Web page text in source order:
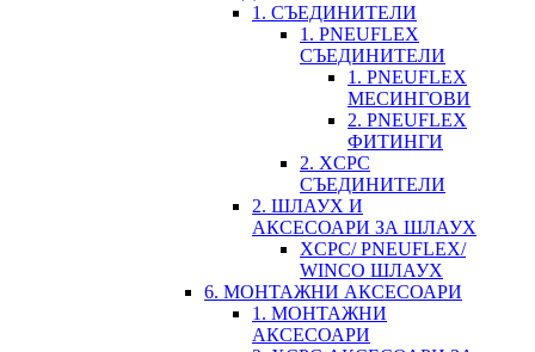
1. СЪЕДИНИТЕЛИ
1. PNEUFLEX
СЪЕДИНИТЕЛИ
1. PNEUFLEX
МЕСИНГОВИ
2. PNEUFLEX
ФИТИНГИ
2. XCPC
СЪЕДИНИТЕЛИ
2. ШЛАУХ И
АКСЕСОАРИ ЗА ШЛАУХ
XCPC/ PNEUFLEX/
WINCO ШЛАУХ
6. МОНТАЖНИ АКСЕСОАРИ
1. МОНТАЖНИ
АКСЕСОАРИ